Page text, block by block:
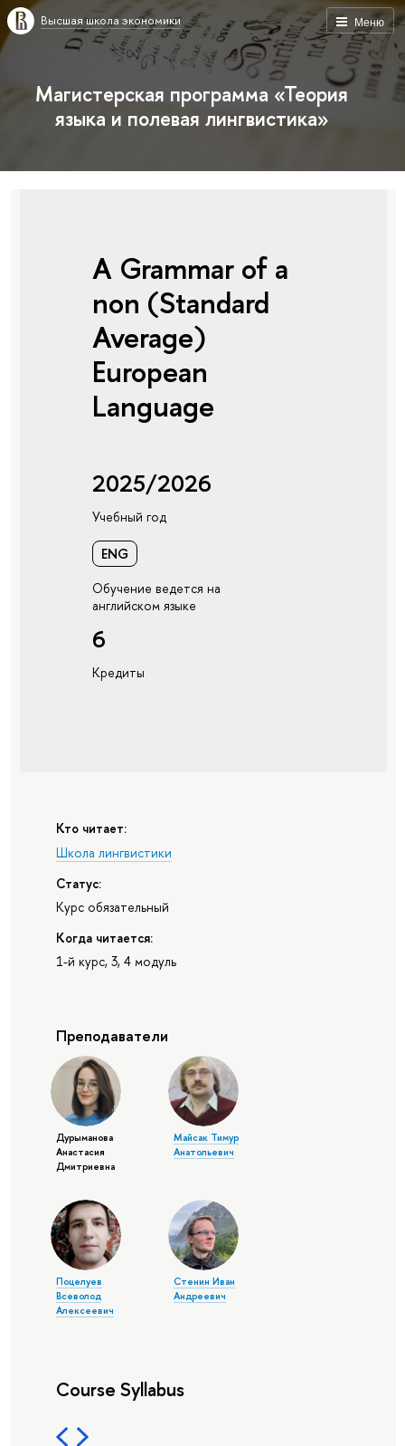
Меню
Высшая школа экономики
Магистерская программа «Теория
языка и полевая лингвистика»
A Grammar of a
non (Standard
Average)
European
Language
2025/2026
Учебный год
ENG
Обучение ведется на
английском языке
6
Кредиты
Кто читает:
Школа лингвистики
Статус:
Курс обязательный
Когда читается:
1-й курс, 3, 4 модуль
Преподаватели
Дурыманова
Анастасия
Дмитриевна
Майсак Тимур
Анатольевич
Поцелуев
Всеволод
Алексеевич
Стенин Иван
Андреевич
Course Syllabus